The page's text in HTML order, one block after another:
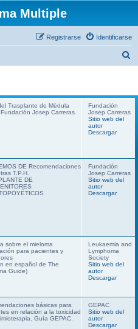
Multiple
Identificarse
Registrarse
c
Trasplante de Médula
Josep Carreras
Fundación
Josep Carreras
Sitio web del
autor
Descargar
DE Recomendaciones
T.P.H.
DE
Fundación
Josep Carreras
Sitio web del
autor
Descargar
sobre el mieloma
para pacientes y
en español de The
Guide)
Leukaemia and
Lymphoma
Society
Sitio web del
autor
Descargar
básicas para
en relación a la toxicidad
Guía GEPAC.
GEPAC
Sitio web del
autor
Descargar